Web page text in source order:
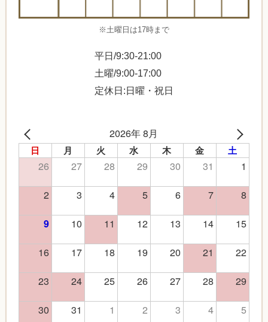
※土曜日は17時まで
平日/9:30-21:00
土曜/9:00-17:00
定休日:日曜・祝日
2026年 8月
日 月 火 水 木 金 土
26 27 28 29 30 31
1
2
3 4 5 6 7 8
9 10 11 12 13 14
15
16
17 18 19 20 21
22
23
24 25 26 27 28
29
30
31 1 2 3 4 5